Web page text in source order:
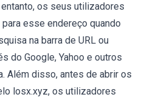
os seus utilizadores
esse endereço quando
na barra de URL ou
do Google, Yahoo e outros
Além disso, antes de abrir os
losx.xyz, os utilizadores